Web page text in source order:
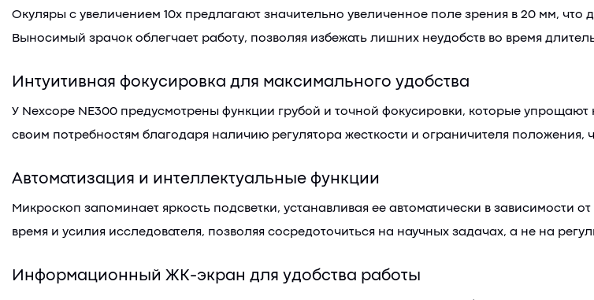
Окуляры с увеличением 10x предлагают значительно увеличенное поле зрения в 20 мм,
Выносимый зрачок облегчает работу, позволяя избежать лишних неудобств во время
Интуитивная фокусировка для максимального удобства
У Nexcope NE300 предусмотрены функции грубой и точной фокусировки, которые упрощают
своим потребностям благодаря наличию регулятора жесткости и ограничителя
Автоматизация и интеллектуальные функции
Микроскоп запоминает яркость подсветки, устанавливая ее автоматически в зависимости
время и усилия исследователя, позволяя сосредоточиться на научных задачах, а не на
Информационный ЖК-экран для удобства работы